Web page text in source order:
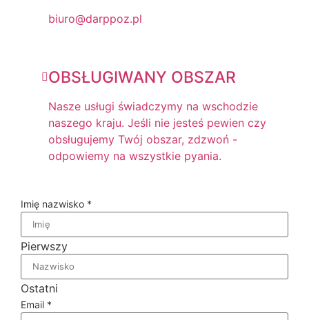
Imię nazwisko *
Pierwszy
Ostatni
Email *
biuro@darppoz.pl
OBSŁUGIWANY OBSZAR
Nasze usługi świadczymy na wschodzie
naszego kraju. Jeśli nie jesteś pewien czy
obsługujemy Twój obszar, zdzwoń -
odpowiemy na wszystkie pyania.